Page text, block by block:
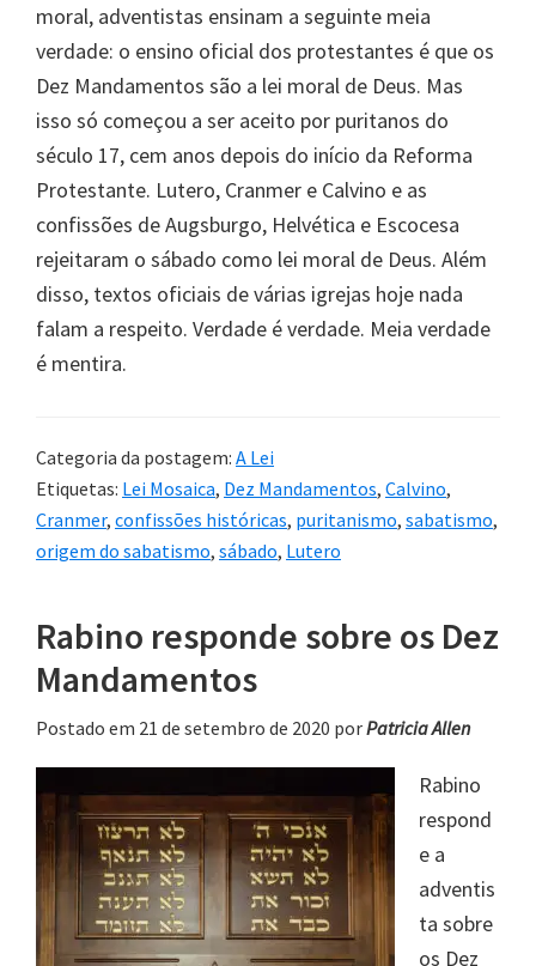
moral, adventistas ensinam a seguinte meia
verdade: o ensino oficial dos protestantes é que os
Dez Mandamentos são a lei moral de Deus. Mas
isso só começou a ser aceito por puritanos do
século 17, cem anos depois do início da Reforma
Protestante. Lutero, Cranmer e Calvino e as
confissões de Augsburgo, Helvética e Escocesa
rejeitaram o sábado como lei moral de Deus. Além
disso, textos oficiais de várias igrejas hoje nada
falam a respeito. Verdade é verdade. Meia verdade
é mentira.
Categoria da postagem: A Lei
Etiquetas: Lei Mosaica, Dez Mandamentos, Calvino,
Cranmer, confissões históricas, puritanismo, sabatismo,
origem do sabatismo, sábado, Lutero
Rabino responde sobre os Dez
Mandamentos
Postado em 21 de setembro de 2020 porPatricia Allen
Rabino
respond
e a
adventis
ta sobre
os Dez